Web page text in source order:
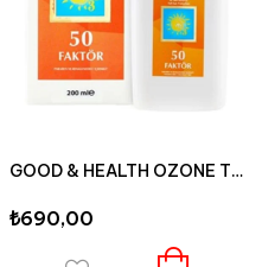
GOOD & HEALTH OZONE THERAPY 50 FAKTÖRLÜ GÜNEŞ KREMİ 200 ML
₺690,00